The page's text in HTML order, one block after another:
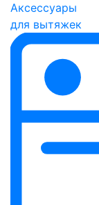
Аксессуары
для вытяжек